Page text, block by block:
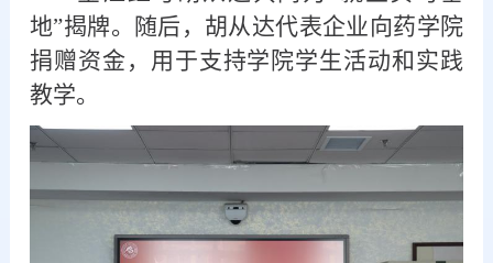
地”揭牌。随后，胡从达代表企业向药学院
捐赠资金，用于支持学院学生活动和实践
教学。